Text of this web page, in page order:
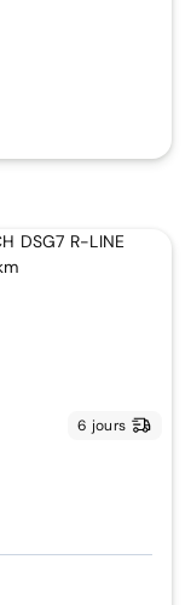
6 jours